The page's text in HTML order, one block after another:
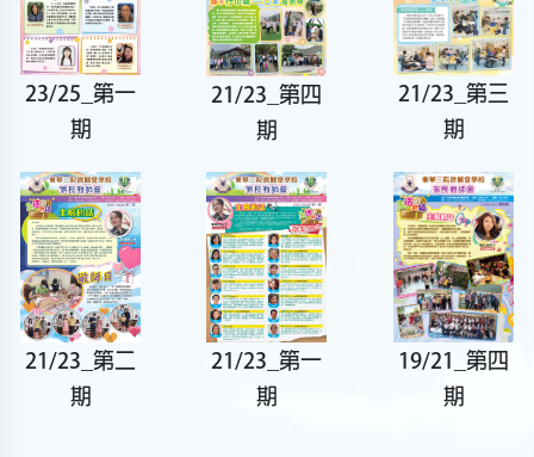
23/25_第一
期
21/23_第四
期
21/23_第三
期
21/23_第二
期
21/23_第一
期
19/21_第四
期